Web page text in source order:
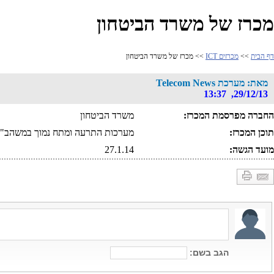
מכרז של משרד הביטחון
דף הבית >> מכרזים ICT >> מכרז של משרד הביטחון
מאת: מערכת Telecom News
29/12/13, 13:37
החברה מפרסמת המכרז:
משרד הביטחון
תוכן המכרז:
מערכות התרעה ומתח נמוך
מועד הגשה:
27.1.14